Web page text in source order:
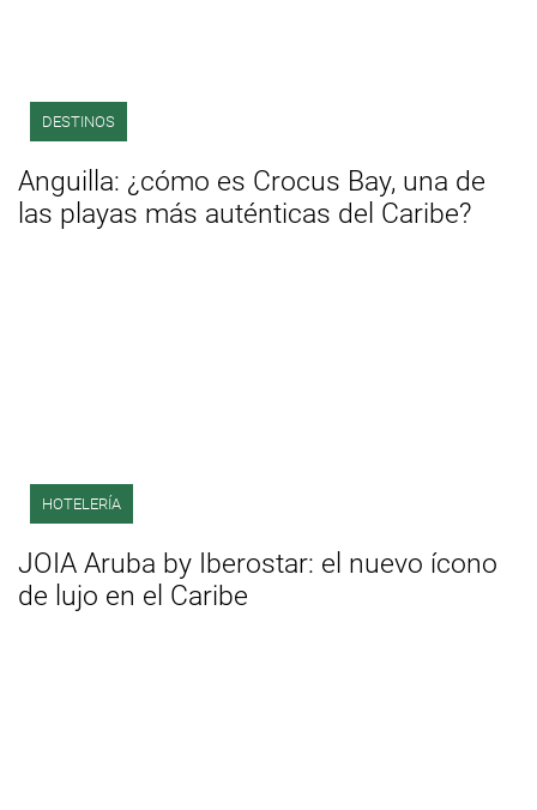
DESTINOS
Anguilla: ¿cómo es Crocus Bay, una de
las playas más auténticas del Caribe?
HOTELERÍA
JOIA Aruba by Iberostar: el nuevo ícono
de lujo en el Caribe